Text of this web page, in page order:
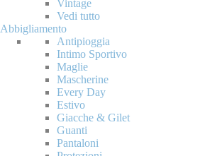
Vintage
Vedi tutto
Abbigliamento
Antipioggia
Intimo Sportivo
Maglie
Mascherine
Every Day
Estivo
Giacche & Gilet
Guanti
Pantaloni